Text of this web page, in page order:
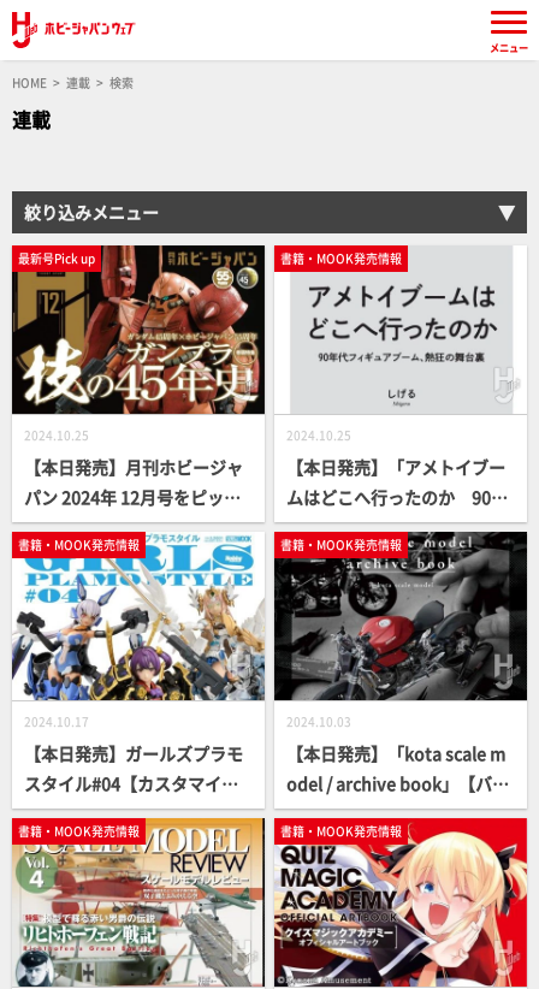
HOME 連載 検索
連載
絞り込みメニュー
最新号Pick up
2024.10.25
【本日発売】月刊ホビージャ
パン 2024年 12月号をピック
アップ！
書籍・MOOK発売情報
2024.10.25
【本日発売】「アメトイブー
ムはどこへ行ったのか 90年
代フィギュアブーム、熱狂の
舞台裏」【エッセイ】
書籍・MOOK発売情報
2024.10.17
【本日発売】ガールズプラモ
スタイル#04【カスタマイズ
の可能性】
書籍・MOOK発売情報
2024.10.03
【本日発売】「kota scale m
odel / archive book」【バイ
クモデル】
書籍・MOOK発売情報 書籍・MOOK発売情報
メニュー